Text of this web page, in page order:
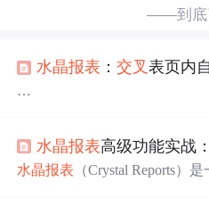
——到
水晶报表 ：交叉表页内
使用交叉 表时，会遇到这种情
水晶报表高级功能实战：奇偶行
水晶报表 （Crystal Reports）